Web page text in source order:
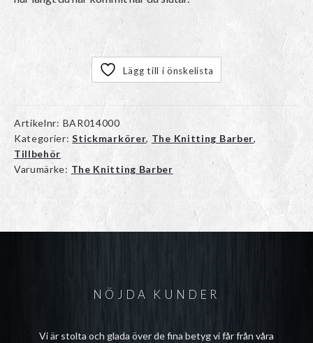
Lägg till i önskelista
Artikelnr: BAR014000
Kategorier:Stickmarkörer, The Knitting Barber,
Tillbehör
Varumärke: The Knitting Barber
NÖJDA KUNDER
Vi är stolta och glada över de fina betyg vi får från våra